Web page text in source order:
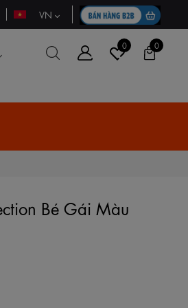
VN
0 0
Bé Gái Màu